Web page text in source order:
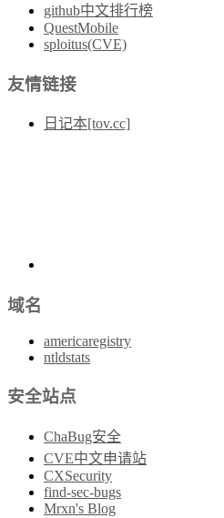
github中文排行榜
QuestMobile
sploitus(CVE)
友情链接
日记本[tov.cc]
域名
americaregistry
ntldstats
安全站点
ChaBug安全
CVE中文申请站
CXSecurity
find-sec-bugs
Mrxn's Blog